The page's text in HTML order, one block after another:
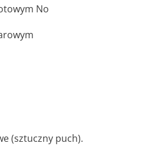
No
(sztuczny puch).